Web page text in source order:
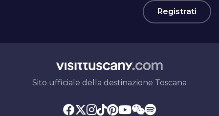
Registrati
Sito ufficiale della destinazione Toscana